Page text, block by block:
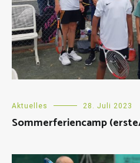
Aktuelles 28. Juli 2023
Sommerferiencamp